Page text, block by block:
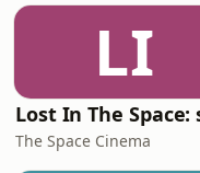
LI
The Space Cinema